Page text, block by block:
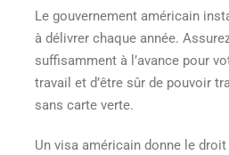
Le gouvernement américain
à délivrer chaque année.
suffisamment à l’avance pour
travail et d’être sûr de pouvoir
sans carte verte.
Un visa américain donne le